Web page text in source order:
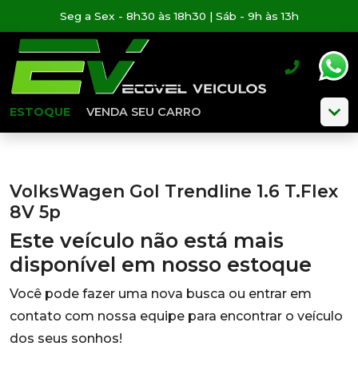
Seg a Sex - 8h30 às 18h30 | Sáb - 9h às 13h
ESTOQUE VENDA SEU CARRO
VolksWagen Gol Trendline 1.6 T.Flex
8V 5p
Este veículo não está mais
disponível em nosso estoque
Você pode fazer uma nova busca ou entrar em
contato com nossa equipe para encontrar o veículo
dos seus sonhos!